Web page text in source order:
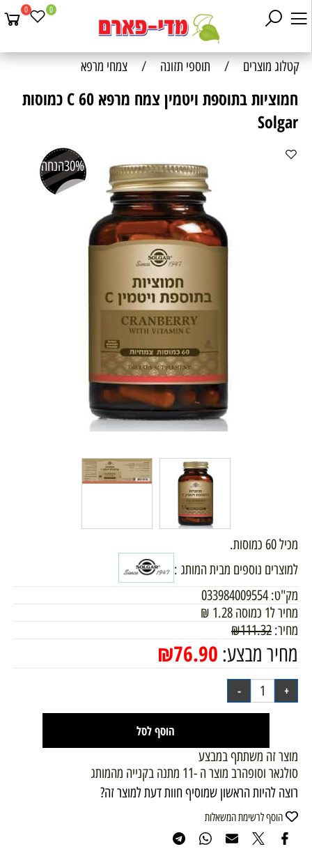
0 0
קטלוג מוצרים / תוספי תזונה / צמחי מרפא
חמוציות בתוספת ויטמין צמח מרפא C 60 כמוסות
Solgar
30%הנחה
מכיל 60 כמוסות.
למוצרים נוספים מבית המותג :
מק"ט: 033984009554
מחיר ל1 כמוסה
1.28
₪
מחיר:
₪111.32
מחיר מבצע: ₪76.90
הוסף לסל
מוצר זה משתתף במבצע
סולגאר וסופהרב מוצר ה -11 מתנה בקנייה מהמותג
רוצה להיות הראשון שמוסיף חוות דעת למוצר זה?
הוסף לרשימת המשאלות